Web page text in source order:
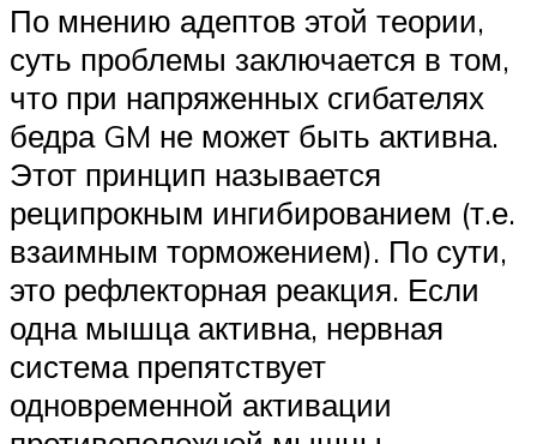
По мнению адептов этой теории,
суть проблемы заключается в том,
что при напряженных сгибателях
бедра GM не может быть активна.
Этот принцип называется
реципрокным ингибированием (т.е.
взаимным торможением). По сути,
это рефлекторная реакция. Если
одна мышца активна, нервная
система препятствует
одновременной активации